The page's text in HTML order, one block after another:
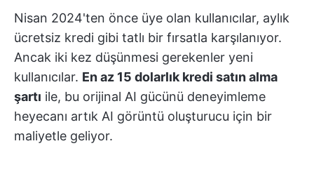
Nisan 2024'ten önce üye olan kullanıcılar, aylık
ücretsiz kredi gibi tatlı bir fırsatla karşılanıyor.
Ancak iki kez düşünmesi gerekenler yeni
kullanıcılar. En az 15 dolarlık kredi satın alma
şartı ile, bu orijinal AI gücünü deneyimleme
heyecanı artık AI görüntü oluşturucu için bir
maliyetle geliyor.